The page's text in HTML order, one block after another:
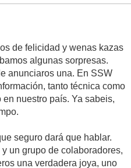
de felicidad y wenas kazas
algunas sorpresas.
anunciaros una. En SSW
tanto técnica como
nuestro país. Ya sabeis,
seguro dará que hablar.
un grupo de colaboradores,
una verdadera joya, uno